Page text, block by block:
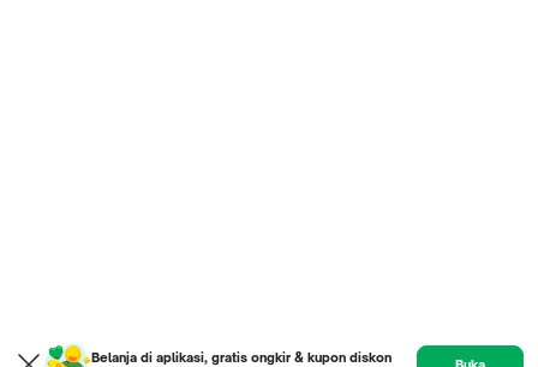
Belanja di aplikasi, gratis ongkir & kupon diskon